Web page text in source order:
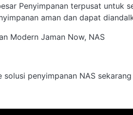
Penyimpanan terpusat untuk
aman dan dapat
Modern Jaman Now, NAS
solusi penyimpanan NAS